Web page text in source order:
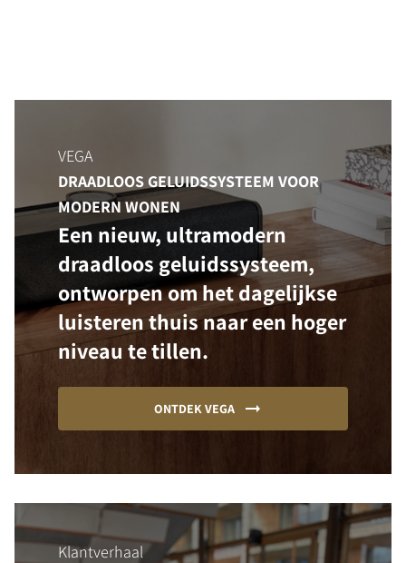
VEGA
DRAADLOOS GELUIDSSYSTEEM VOOR
MODERN WONEN
Een nieuw, ultramodern
draadloos geluidssysteem,
ontworpen om het dagelijkse
luisteren thuis naar een hoger
niveau te tillen.
ONTDEK VEGA
Klantverhaal